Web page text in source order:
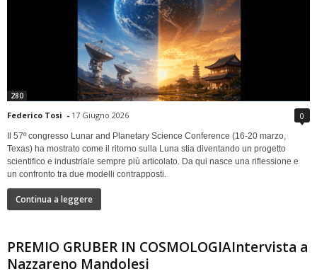
280
Federico Tosi - 17 Giugno 2026 0
Il 57º congresso Lunar and Planetary Science Conference (16-20 marzo,
Texas) ha mostrato come il ritorno sulla Luna stia diventando un progetto
scientifico e industriale sempre più articolato. Da qui nasce una riflessione e
un confronto tra due modelli contrapposti.
Continua a leggere
PREMIO GRUBER IN COSMOLOGIAIntervista a
Nazzareno Mandolesi